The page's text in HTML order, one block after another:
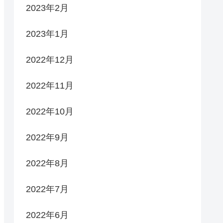
2023年2月
2023年1月
2022年12月
2022年11月
2022年10月
2022年9月
2022年8月
2022年7月
2022年6月